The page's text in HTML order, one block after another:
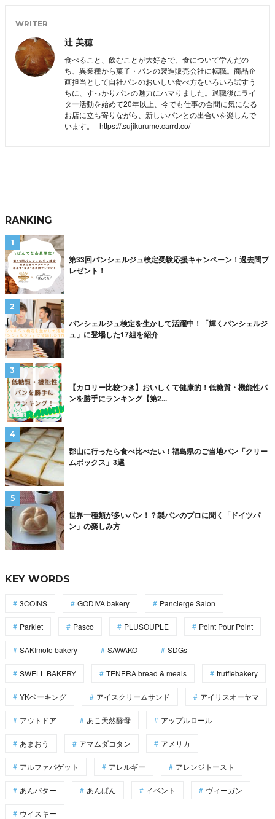
WRITER
辻 美穂
食べること、飲むことが大好きで、食について学んだの
ち、異業種から菓子・パンの製造販売会社に転職。商品企
画担当として自社パンのおいしい食べ方をいろいろ試すう
ちに、すっかりパンの魅力にハマりました。退職後にライ
ター活動を始めて20年以上、今でも仕事の合間に気になる
お店に立ち寄りながら、新しいパンとの出合いを楽しんで
います。 https://tsujikurume.carrd.co/
RANKING
第33回パンシェルジュ検定受験応援キャンペーン！過去問プ
レゼント！
パンシェルジュ検定を生かして活躍中！「輝くパンシェルジ
ュ」に登場した17組を紹介
【カロリー比較つき】おいしくて健康的！低糖質・機能性パ
ンを勝手にランキング【第2...
郡山に行ったら食べ比べたい！福島県のご当地パン「クリー
ムボックス」3選
世界一種類が多いパン！？製パンのプロに聞く「ドイツパ
ン」の楽しみ方
KEY WORDS
3COINS GODIVA bakery Pancierge Salon
Parklet Pasco PLUSOUPLE Point Pour Point
SAKImoto bakery SAWAKO SDGs
SWELL BAKERY TENERA bread & meals trufflebakery
YKベーキング アイスクリームサンド アイリスオーヤマ
アウトドア あこ天然酵母 アップルロール
あまおう アマムダコタン アメリカ
アルファバゲット アレルギー アレンジトースト
あんバター あんぱん イベント ヴィーガン
ウイスキー